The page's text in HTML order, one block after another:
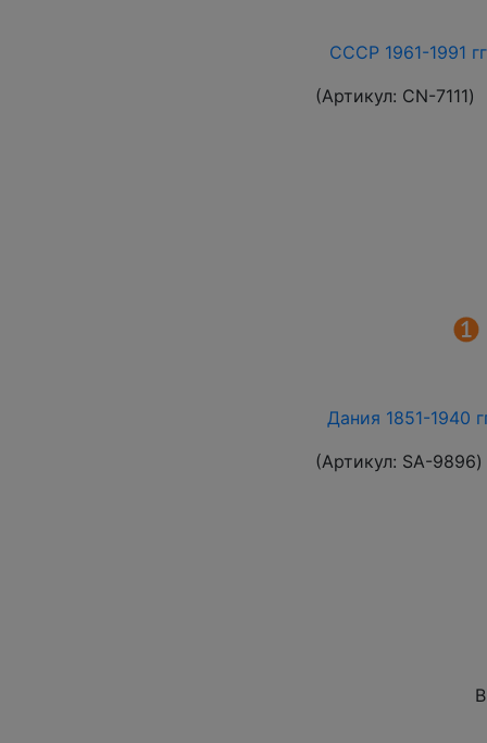
СССР 1961-1991
(Артикул: СN-7111)
Дания 1851-1940
(Артикул: SA-9896)